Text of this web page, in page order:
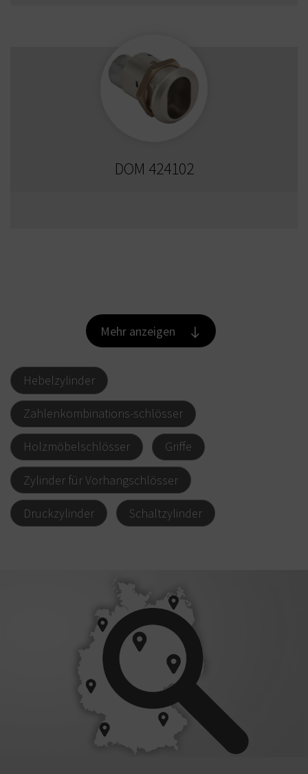
DOM 424102
Mehr anzeigen
Hebelzylinder
Zahlenkombinations-schlösser
Holzmöbelschlösser Griffe
Zylinder für Vorhangschlösser
Druckzylinder Schaltzylinder